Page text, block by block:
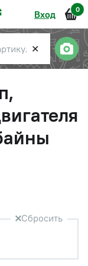
Вход 0
✕
Сбросить